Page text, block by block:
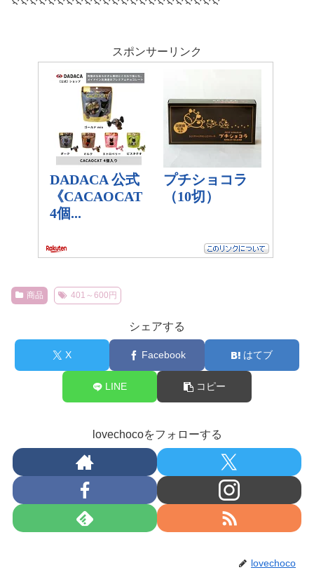
スポンサーリンク
商品 401～600円
シェアする
X Facebook はてブ
LINE コピー
lovechocoをフォローする
lovechoco